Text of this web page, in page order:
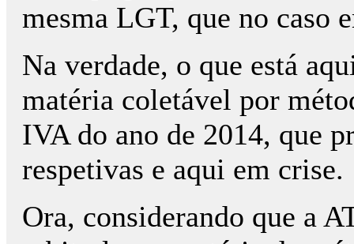
mesma LGT, que no caso
Na verdade, o que está
matéria coletável por
IVA do ano de 2014, que
respetivas e aqui em crise.
Ora, considerando que a